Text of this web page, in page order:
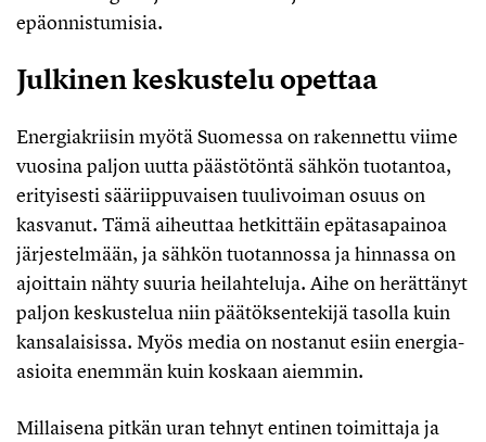
epäonnistumisia.
Julkinen keskustelu opettaa
Energiakriisin myötä Suomessa on rakennettu viime
vuosina paljon uutta päästötöntä sähkön tuotantoa,
erityisesti sääriippuvaisen tuulivoiman osuus on
kasvanut. Tämä aiheuttaa hetkittäin epätasapainoa
järjestelmään, ja sähkön tuotannossa ja hinnassa on
ajoittain nähty suuria heilahteluja. Aihe on herättänyt
paljon keskustelua niin päätöksentekijä tasolla kuin
kansalaisissa. Myös media on nostanut esiin energia-
asioita enemmän kuin koskaan aiemmin.
Millaisena pitkän uran tehnyt entinen toimittaja ja